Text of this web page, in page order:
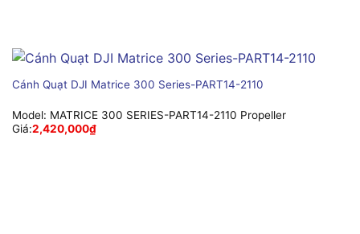
Cánh Quạt DJI Matrice 300 Series-PART14-2110
Model: MATRICE 300 SERIES-PART14-2110 Propeller
Giá:2,420,000₫